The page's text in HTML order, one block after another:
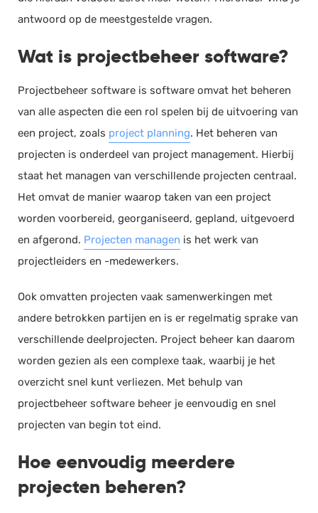
antwoord op de meestgestelde vragen.
Wat is projectbeheer software?
Projectbeheer software is software omvat het beheren
van alle aspecten die een rol spelen bij de uitvoering van
een project, zoals project planning. Het beheren van
projecten is onderdeel van project management. Hierbij
staat het managen van verschillende projecten centraal.
Het omvat de manier waarop taken van een project
worden voorbereid, georganiseerd, gepland, uitgevoerd
en afgerond. Projecten managen is het werk van
projectleiders en -medewerkers.
Ook omvatten projecten vaak samenwerkingen met
andere betrokken partijen en is er regelmatig sprake van
verschillende deelprojecten. Project beheer kan daarom
worden gezien als een complexe taak, waarbij je het
overzicht snel kunt verliezen. Met behulp van
projectbeheer software beheer je eenvoudig en snel
projecten van begin tot eind.
Hoe eenvoudig meerdere
projecten beheren?